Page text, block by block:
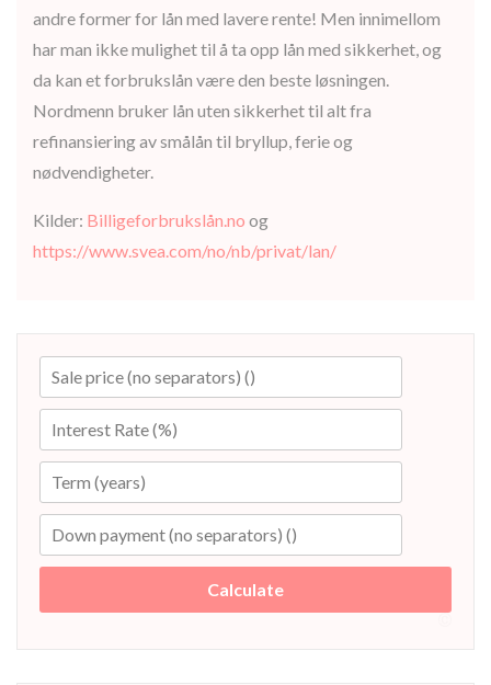
andre former for lån med lavere rente! Men innimellom
har man ikke mulighet til å ta opp lån med sikkerhet, og
da kan et forbrukslån være den beste løsningen.
Nordmenn bruker lån uten sikkerhet til alt fra
refinansiering av smålån til bryllup, ferie og
nødvendigheter.
Kilder: Billigeforbrukslån.no og
https://www.svea.com/no/nb/privat/lan/